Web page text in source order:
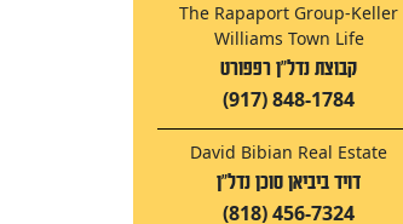
The Rapaport Group-Keller
Williams Town Life
קבוצת נדל"ן רפפורט
(917) 848-1784
David Bibian Real Estate
דויד ביביאן סוכן נדל"ן
(818) 456-7324